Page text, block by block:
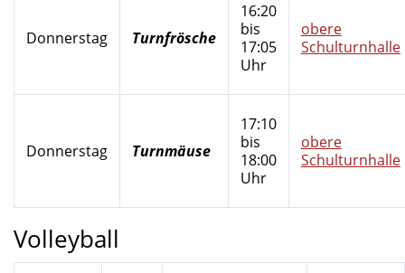
Donnerstag Turnfrösche
16:20
bis
17:05
Uhr
obere
Schulturnhalle
Donnerstag Turnmäuse
17:10
bis
18:00
Uhr
obere
Schulturnhalle
Volleyball